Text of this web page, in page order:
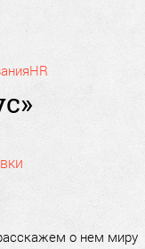
HR
о нем миру